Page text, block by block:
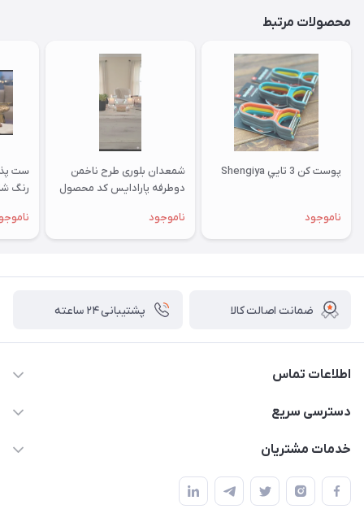
محصولات مرتبط
پوست کن 3 تايي Shengiya
ناموجود
شمعدان بلوری طرح ناخمن
دوطرفه پارادايس کد محصول
ناموجود
ست
رنگ
ضمانت اصالت کالا پشتیبانی ۲۴ ساعته
اطلاعات تماس
02177408855 و شماره واتس آپ 09126894295
دسترسی سریع
حساب کاربری
تماس با ما
خدمات مشتریان
قوانین و مقررات
حریم خصوصی